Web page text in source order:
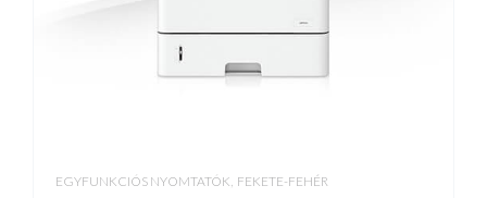
EGYFUNKCIÓS NYOMTATÓK FEKETE-FEHÉR